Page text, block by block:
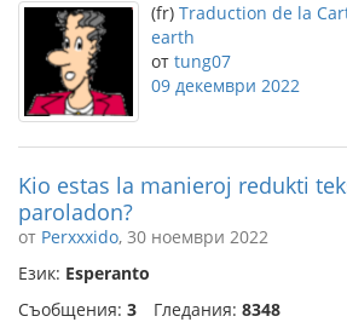
(fr) Traduction de la
earth
от tung07
09 декември 2022
Kio estas la manieroj redukti
paroladon?
от Perxxxido, 30 ноември 2022
Език: Esperanto
Съобщения: 3 Гледания: 8348